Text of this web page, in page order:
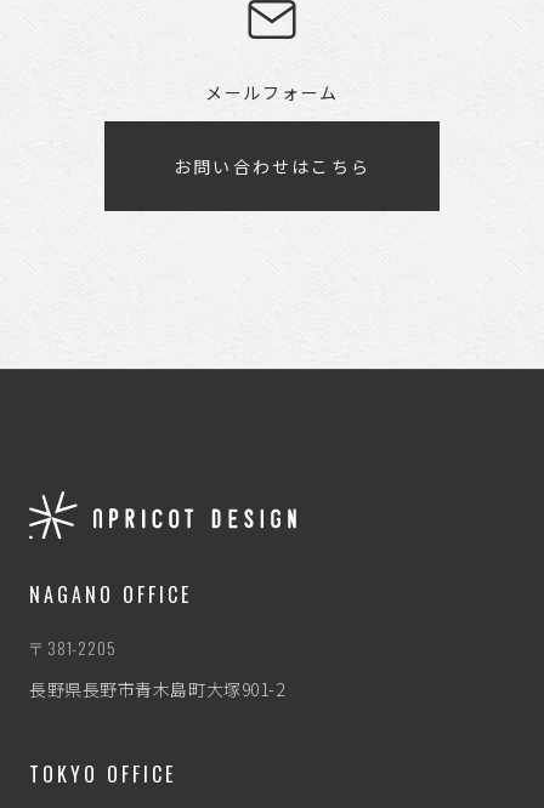
メールフォーム
お問い合わせはこちら
NAGANO OFFICE
〒381-2205
長野県長野市青木島町大塚901-2
TOKYO OFFICE